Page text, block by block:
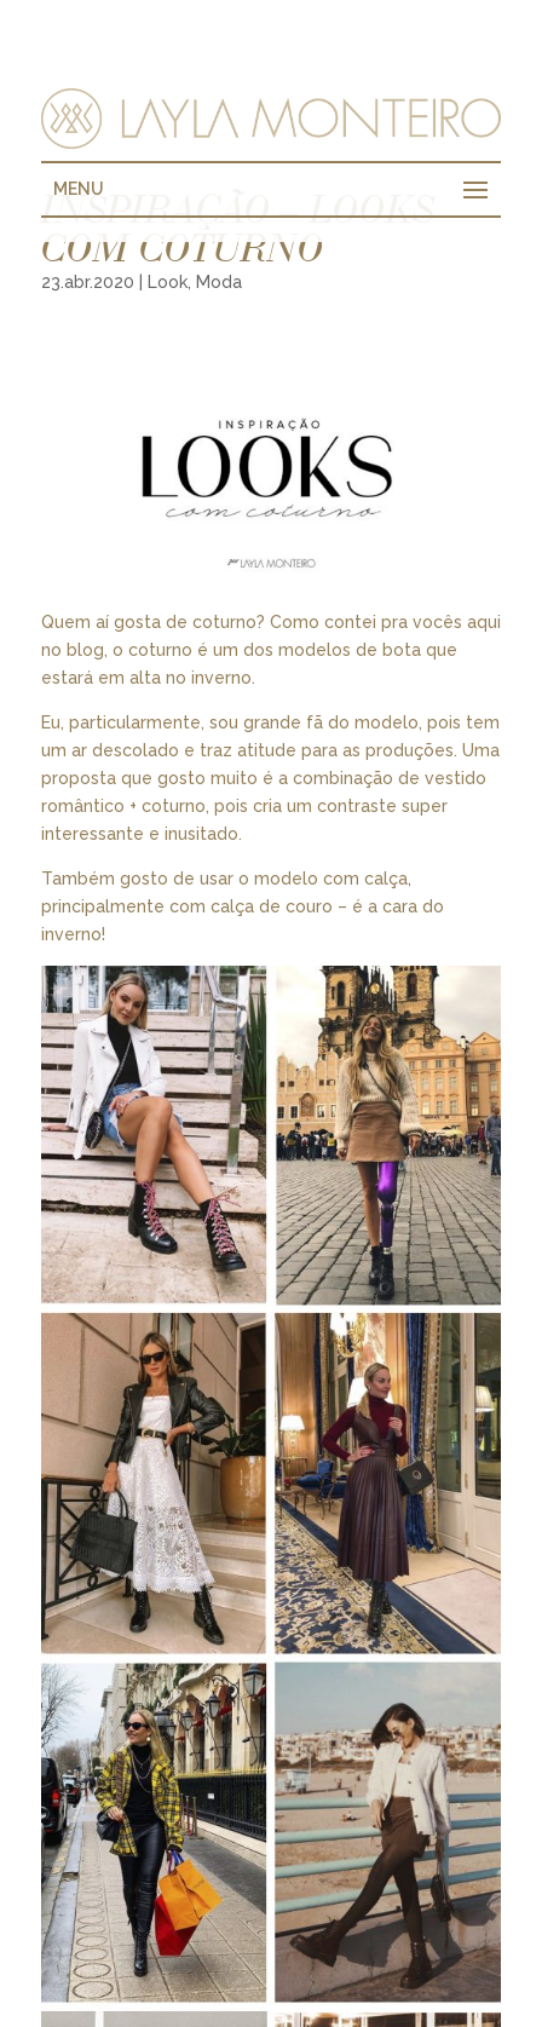
MENU
INSPIRAÇÃO – LOOKS
COM COTURNO
23.abr.2020 Look, Moda
Quem aí gosta de coturno? Como contei pra vocês aqui
no blog, o coturno é um dos modelos de bota que
estará em alta no inverno.
Eu, particularmente, sou grande fã do modelo, pois tem
um ar descolado e traz atitude para as produções. Uma
proposta que gosto muito é a combinação de vestido
romântico + coturno, pois cria um contraste super
interessante e inusitado.
Também gosto de usar o modelo com calça,
principalmente com calça de couro – é a cara do
inverno!